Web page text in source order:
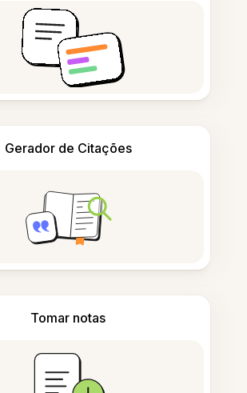
Gerador de Citações
Tomar notas